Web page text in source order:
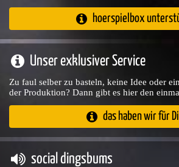
hoerspielbox
Unser exklusiver Service
Zu faul selber zu basteln, keine Idee oder
der Produktion? Dann gibt es hier den
das haben wir für
social dingsbums